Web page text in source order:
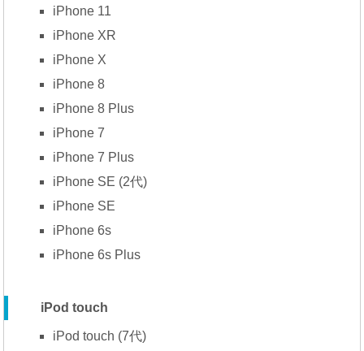
iPhone 11
iPhone XR
iPhone X
iPhone 8
iPhone 8 Plus
iPhone 7
iPhone 7 Plus
iPhone SE (2代)
iPhone SE
iPhone 6s
iPhone 6s Plus
iPod touch
iPod touch (7代)